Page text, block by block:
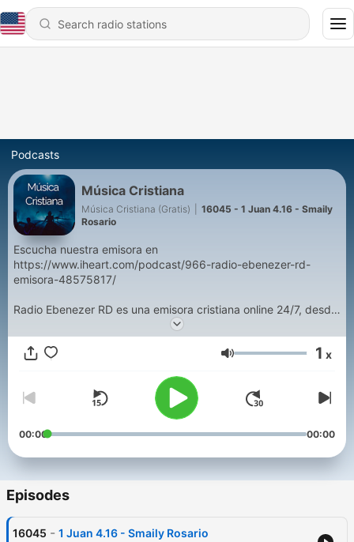
Podcasts
Música Cristiana
Música Cristiana (Gratis)
16045 - 1 Juan 4.16 - Smaily
Rosario
Escucha nuestra emisora en
https://www.iheart.com/podcast/966-radio-ebenezer-rd-
emisora-48575817/
Radio Ebenezer RD es una emisora cristiana online 24/7, desde
San Pedro de Macorís, Rep. Dom.
Director General
#musica #familia #family #gifts #music #rd
#republicadominicana #sanpedrodemacoris #puntacana
#laromana #juandolio #samaná #puertoplata #santodomingo
#honduras #mexico #guatemala #españa #UnitedStates
#endirecto #podcasts #2024 #2023 #youtube #spotify
#spreaker
Conviértete en un supporter de este podcast:
Volume 1 x
00:00 00:00
Episodes
16045 - 1 Juan 4.16 - Smaily Rosario